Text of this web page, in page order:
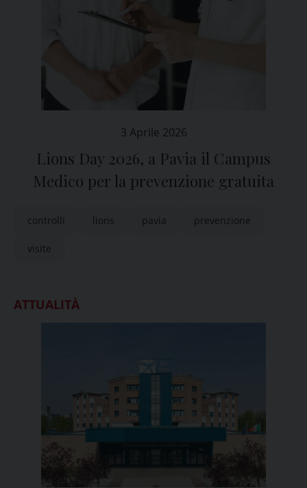
3 Aprile 2026
Lions Day 2026, a Pavia il Campus
Medico per la prevenzione gratuita
controlli lions pavia prevenzione
visite
ATTUALITÀ